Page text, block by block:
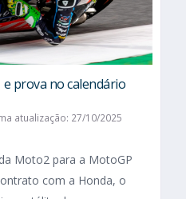
prova no calendário
atualização: 27/10/2025
Moto2 para a MotoGP
com a Honda, o